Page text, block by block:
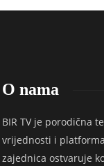
O nama
BIR TV je porodična
vrijednosti i
zajednica ostvaruje